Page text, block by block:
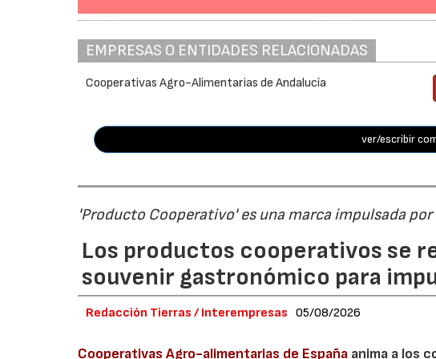
EMPRESAS O ENTIDADES RELACIONADAS
Cooperativas Agro-Alimentarias de Andalucía
ver/escribir
'Producto Cooperativo' es una marca impulsada
Los productos cooperativos se
souvenir gastronómico para
Redacción Tierras / Interempresas 05/08/2026
Cooperativas Agro-alimentarias de España anima a los